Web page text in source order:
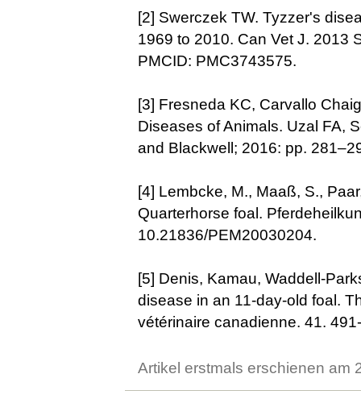
[2] Swerczek TW. Tyzzer's
1969 to 2010. Can Vet J. 2013
PMCID: PMC3743575.
[3] Fresneda KC, Carvallo
Diseases of Animals. Uzal FA,
and Blackwell ; 2016: pp.
[4] Lembcke, M., Maaß, S.,
Quarterhorse foal .
10.21836/PEM20030204.
[5] Denis, Kamau, Waddell-
disease in an 11-day-old foal.
vétérinaire canadienne. 41.
Artikel erstmals erschienen am